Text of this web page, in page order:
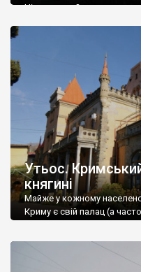
Ніжин греки?
Утьос.
княгині
Майже у кожному
Криму є свій палац (а